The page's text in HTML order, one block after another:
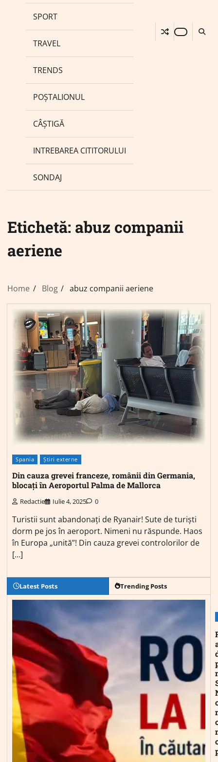
SPORT
TRAVEL
TRENDS
POȘTALIONUL
CÂȘTIGĂ
INTREBAREA CITITORULUI
SONDAJ
Etichetă: abuz companii
aeriene
Home Blog abuz companii aeriene
Spania Știri externe
Din cauza grevei franceze, românii din Germania,
blocați în Aeroportul Palma de Mallorca
Redactie Iulie 4, 2025 0
Turistii sunt abandonați de Ryanair! Sute de turiști
dorm pe jos în aeroport. Nimeni nu răspunde. Haos
în Europa „unită”! Din cauza grevei controlorilor de
[…]
Latest Posts Trending Posts